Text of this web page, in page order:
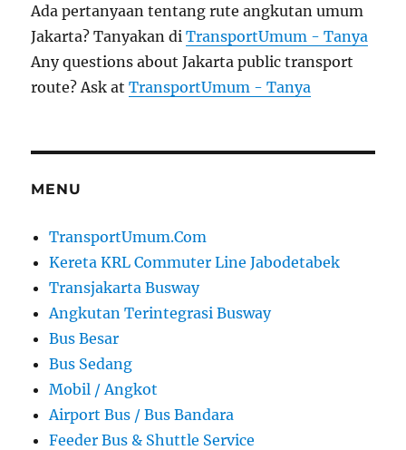
Ada pertanyaan tentang rute angkutan umum
Jakarta? Tanyakan diTransportUmum - Tanya
Any questions about Jakarta public transport
route? Ask atTransportUmum - Tanya
MENU
TransportUmum.Com
Kereta KRL Commuter Line Jabodetabek
Transjakarta Busway
Angkutan Terintegrasi Busway
Bus Besar
Bus Sedang
Mobil / Angkot
Airport Bus / Bus Bandara
Feeder Bus & Shuttle Service